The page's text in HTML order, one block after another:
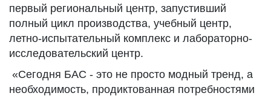
первый региональный центр, запустивший
полный цикл производства, учебный центр,
летно-испытательный комплекс и лабораторно-
исследовательский центр.
«Сегодня БАС - это не просто модный тренд, а
необходимость, продиктованная потребностями